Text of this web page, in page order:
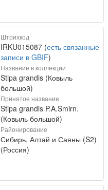
Штрихкод
IRKU015087 (есть связанные
записи в GBIF)
Название в коллекции
Stipa grandis (Ковыль
большой)
Принятое название
Stipa grandis P.A.Smirn.
(Ковыль большой)
Районирование
Сибирь, Алтай и Саяны (S2)
(Россия)